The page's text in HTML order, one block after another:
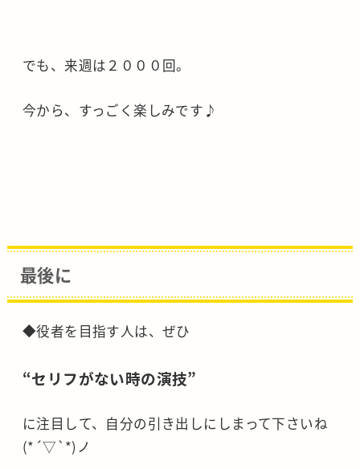
でも、来週は２０００回。
今から、すっごく楽しみです♪
最後に
◆役者を目指す人は、ぜひ
“セリフがない時の演技”
に注目して、自分の引き出しにしまって下さいね
(*´▽`*)ノ